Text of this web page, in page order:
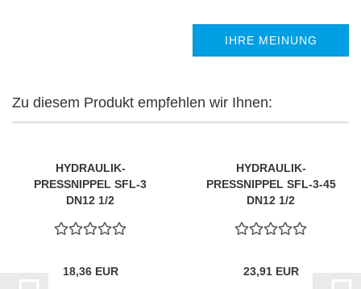
IHRE MEINUNG
Zu diesem Produkt empfehlen wir Ihnen:
HYDRAULIK-
PRESSNIPPEL SFL-3
DN12 1/2
18,36 EUR
HYDRAULIK-
PRESSNIPPEL SFL-3-45
DN12 1/2
23,91 EUR